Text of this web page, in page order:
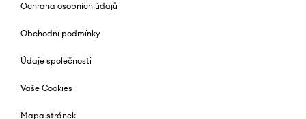
Ochrana osobních údajů
Obchodní podmínky
Údaje společnosti
Vaše Cookies
Mapa stránek